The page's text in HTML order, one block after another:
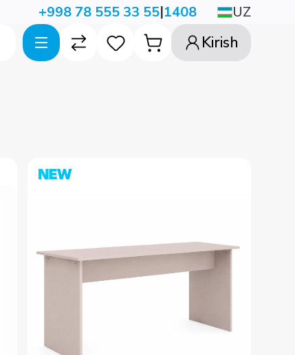
+998 78 555 33 55|1408 UZ
Kirish